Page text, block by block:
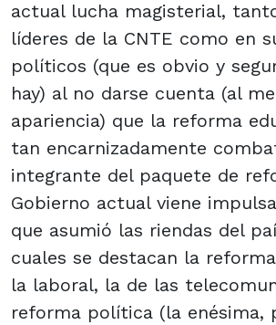
actual lucha magisterial,
líderes de la CNTE como en
políticos (que es obvio y
hay) al no darse cuenta (al
apariencia) que la reforma
tan encarnizadamente
integrante del paquete de
Gobierno actual viene
que asumió las riendas del
cuales se destacan la
la laboral, la de las
reforma política (la enésima,